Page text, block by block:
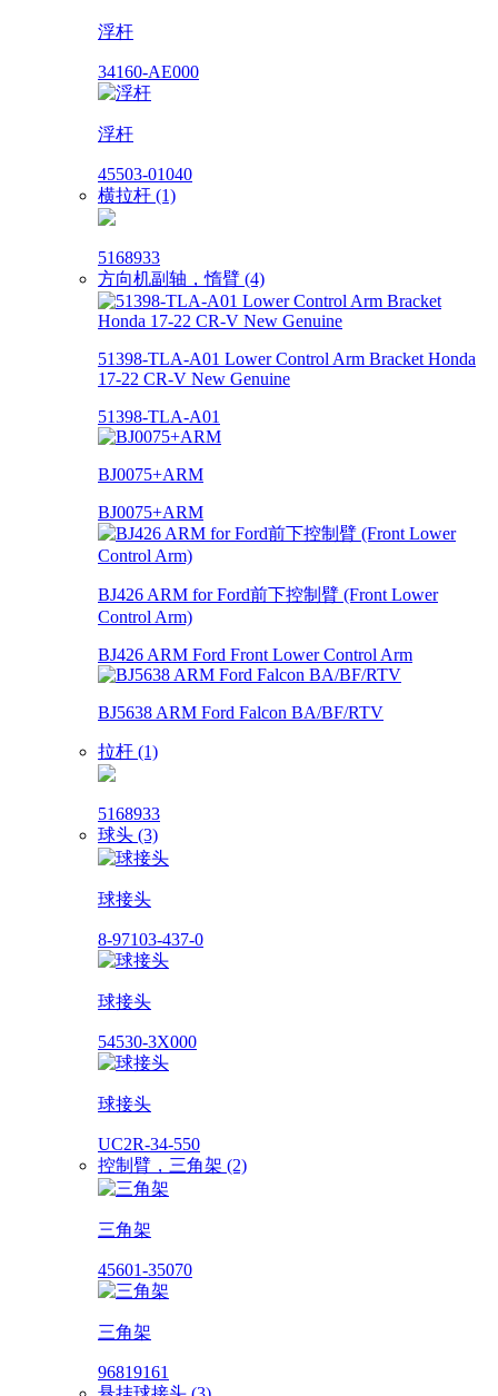
浮杆
34160-AE000
浮杆
45503-01040
横拉杆 (1)
5168933
方向机副轴，惰臂 (4)
51398-TLA-A01 Lower Control Arm Bracket Honda
17-22 CR-V New Genuine
51398-TLA-A01
BJ0075+ARM
BJ0075+ARM
BJ426 ARM for Ford前下控制臂 (Front Lower
Control Arm)
BJ426 ARM Ford Front Lower Control Arm
BJ5638 ARM Ford Falcon BA/BF/RTV
拉杆 (1)
5168933
球头 (3)
球接头
8-97103-437-0
球接头
54530-3X000
球接头
UC2R-34-550
控制臂，三角架 (2)
三角架
45601-35070
三角架
96819161